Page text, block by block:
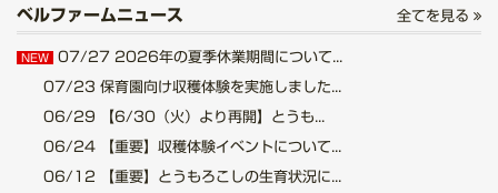
ベルファームニュース 全てを見る
NEW 07/27 2026年の夏季休業期間について...
07/23 保育園向け収穫体験を実施しました...
06/29 【6/30（火）より再開】とうも...
06/24 【重要】収穫体験イベントについて...
06/12 【重要】とうもろこしの生育状況に...